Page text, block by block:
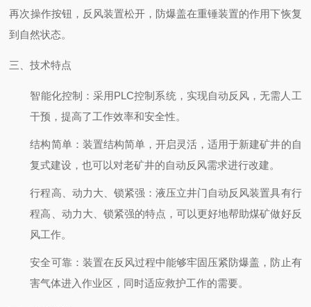
再次操作按钮，反风装置松开，防爆盖在重锤装置的作用下恢复
到自然状态。
三、技术特点
智能化控制 ：采用PLC控制系统，实现自动反风，无需人工
干预，提高了工作效率和安全性。
结构简单：装置结构简单，开启灵活，适用于新建矿井的自
复式建设，也可以对老矿井的自动反风需求进行改建。
行程高、动力大、锁紧强 ：液压立井门自动反风装置具有行
程高、动力大、锁紧强的特点，可以更好地帮助煤矿做好反
风工作。
安全可靠：装置在反风过程中能够牢固压紧防爆盖，防止有
害气体进入作业区，同时适应救护工作的需要。